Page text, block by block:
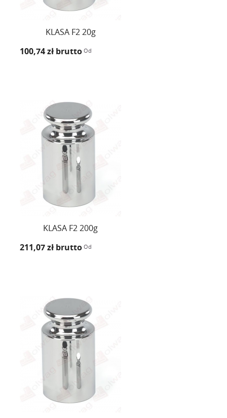
KLASA F2 20g
100,74 zł brutto Od
KLASA F2 200g
211,07 zł brutto Od